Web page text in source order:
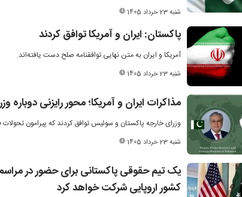
شنبه 23 خرداد 1405
پاکستان: ایران و آمریکا توافق کردند
آمریکا و ایران به متن نهایی توافقنامه صلح دست یافته‌اند.
شنبه 23 خرداد 1405
مذاکرات ایران و آمریکا؛ محور رایزنی
وزرای خارجه پاکستان و سوئیس توافق کردند که پیرامون
شنبه 23 خرداد 1405
یک تیم حقوقی پاکستانی برای حضور در
کشور اروپایی شرکت خواهد کرد